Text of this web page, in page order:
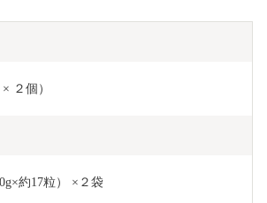
２個）
約17粒） ×２袋